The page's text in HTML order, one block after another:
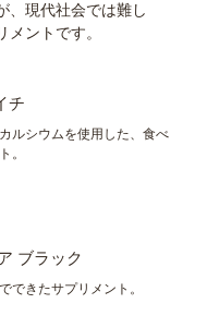
、現代社会では難し
ントです。
チ
ルシウムを使用した、食べ
。
ブラック
できたサプリメント。